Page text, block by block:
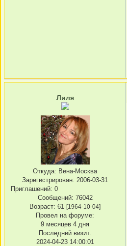
Лиля
Откуда: Вена-Москва
Зарегистрирован: 2006-03-31
Приглашений: 0
Сообщений: 76042
Возраст: 61 [1964-10-04]
Провел на форуме:
9 месяцев 4 дня
Последний визит:
2024-04-23 14:00:01